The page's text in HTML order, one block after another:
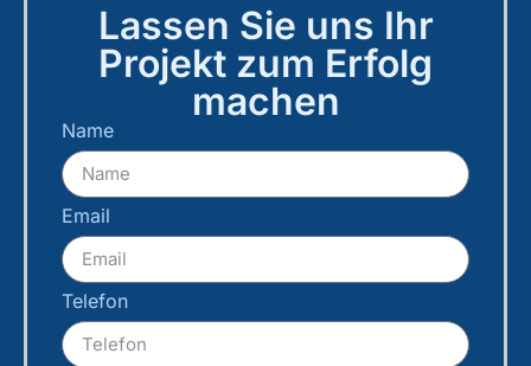
Lassen Sie uns Ihr
Projekt zum Erfolg
machen
Name
Email
Telefon